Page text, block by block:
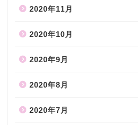
2020年11月
2020年10月
2020年9月
2020年8月
2020年7月